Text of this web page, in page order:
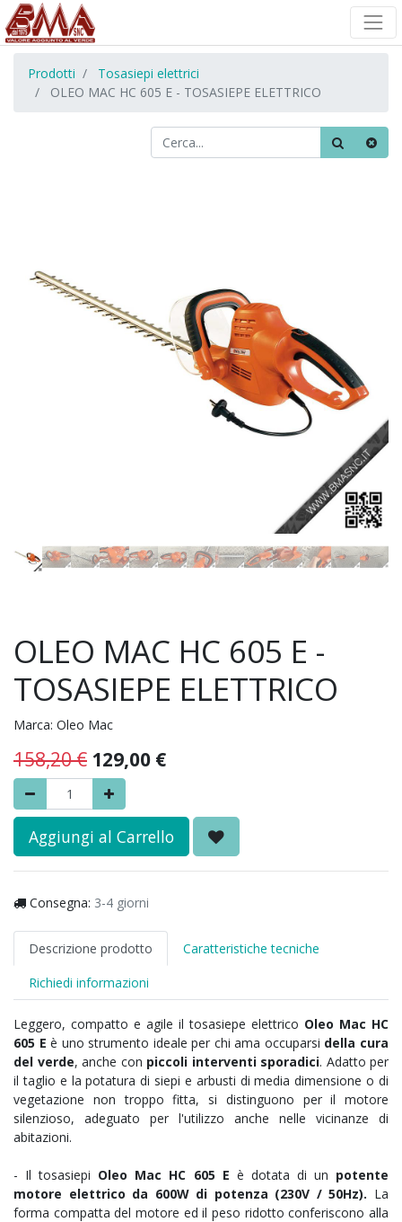
Prodotti
Tosasiepi elettrici
OLEO MAC HC 605 E - TOSASIEPE ELETTRICO
OLEO MAC HC 605 E -
TOSASIEPE ELETTRICO
Marca: Oleo Mac
158,20€ 129,00 €
Aggiungi al Carrello
Consegna: 3-4 giorni
Descrizione prodotto
Caratteristiche tecniche
Richiedi informazioni
Leggero, compatto e agile il tosasiepe elettrico Oleo Mac HC
605 E è uno strumento ideale per chi ama occuparsi della cura
del verde, anche con piccoli interventi sporadici. Adatto per
il taglio e la potatura di siepi e arbusti di media dimensione o di
vegetazione non troppo fitta, si distinguono per il motore
silenzioso, adeguato per l'utilizzo anche nelle vicinanze di
abitazioni.
- Il tosasiepi Oleo Mac HC 605 E è dotata di un potente
motore elettrico da 600W di potenza (230V / 50Hz). La
forma compatta del motore ed il peso ridotto conferiscono alla